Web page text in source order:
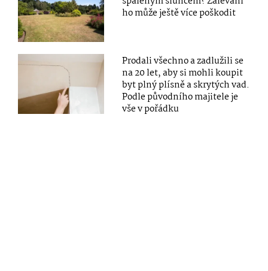
ho může ještě více poškodit
Prodali všechno a zadlužili se
na 20 let, aby si mohli koupit
byt plný plísně a skrytých vad.
Podle původního majitele je
vše v pořádku